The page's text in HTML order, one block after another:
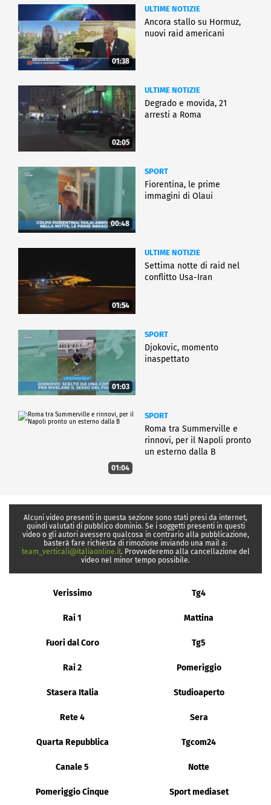
01:38
ULTIME NOTIZIE
Ancora stallo su Hormuz,
nuovi raid americani
02:05
ULTIME NOTIZIE
Degrado e movida, 21
arresti a Roma
00:48
SPORT
Fiorentina, le prime
immagini di Olaui
01:54
ULTIME NOTIZIE
Settima notte di raid nel
conflitto Usa-Iran
01:03
SPORT
Djokovic, momento
inaspettato
01:04
SPORT
Roma tra Summerville e
rinnovi, per il Napoli pronto
un esterno dalla B
Alcuni video presenti in questa sezione sono stati presi da internet,
quindi valutati di pubblico dominio. Se i soggetti presenti in questi
video o gli autori avessero qualcosa in contrario alla pubblicazione,
basterà fare richiesta di rimozione inviando una mail a:
team_verticali@italiaonline.it. Provvederemo alla cancellazione del
video nel minor tempo possibile.
Verissimo Tg4
Rai 1 Mattina
Fuori dal Coro Tg5
Rai 2 Pomeriggio
Stasera Italia Studioaperto
Rete 4 Sera
Quarta Repubblica Tgcom24
Canale 5 Notte
Pomeriggio Cinque Sport mediaset